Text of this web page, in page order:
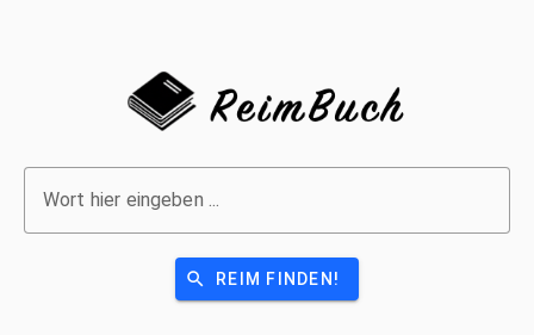
Wort hier eingeben ...
search REIM FINDEN!